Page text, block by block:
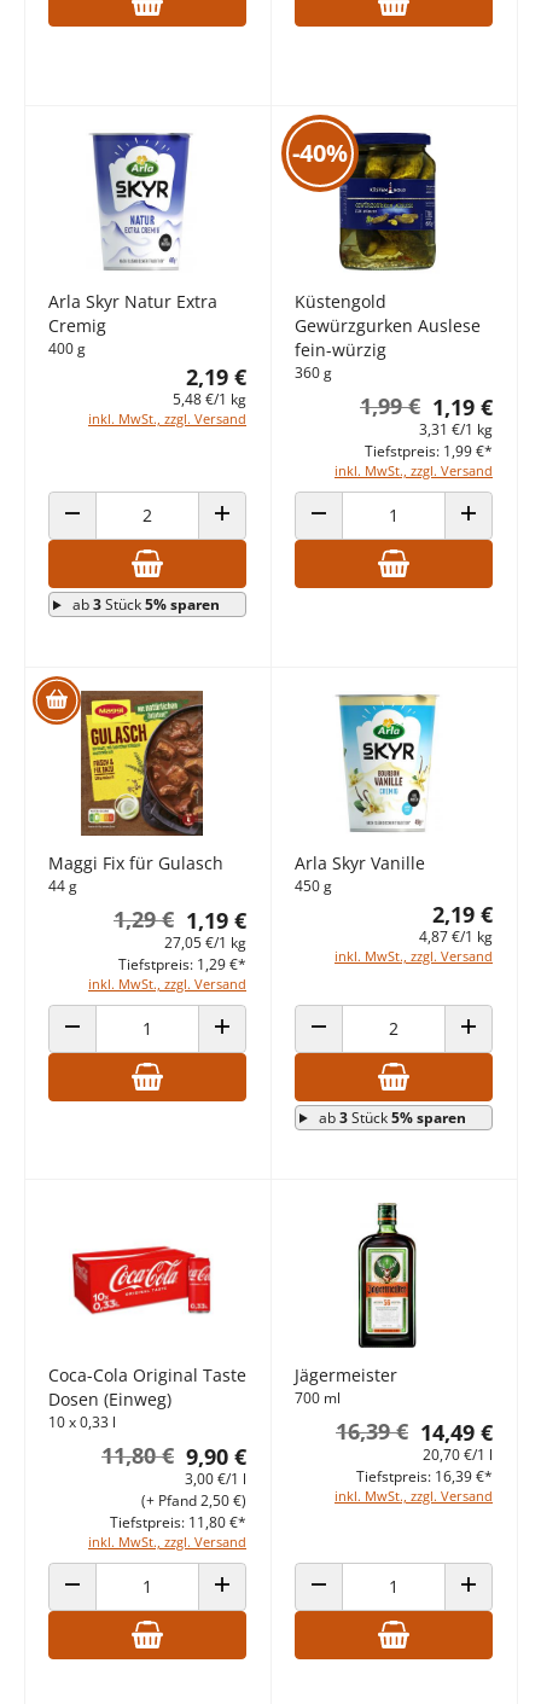
Arla Skyr Natur Extra
Cremig
400 g
2,19 €
5,48 €/1 kg
inkl. MwSt., zzgl. Versand
ANZAHL VERRINGERN ANZAHL ERHÖHEN
ab3Stück5% sparen
-40%
Küstengold
Gewürzgurken Auslese
fein-würzig
360 g
1,19 €
1,99 €
3,31 €/1 kg
inkl. MwSt., zzgl. Versand
Tiefstpreis: 1,99 €*
ANZAHL VERRINGERN ANZAHL
Maggi Fix für Gulasch
44 g
1,19 €
1,29 €
27,05 €/1 kg
inkl. MwSt., zzgl. Versand
Tiefstpreis: 1,29 €*
ANZAHL VERRINGERN ANZAHL ERHÖHEN
Arla Skyr Vanille
450 g
2,19 €
4,87 €/1 kg
inkl. MwSt., zzgl. Versand
ANZAHL VERRINGERN ANZAHL
ab3Stück5% sparen
Coca-Cola Original Taste
Dosen (Einweg)
10 x 0,33 l
9,90 €
11,80 €
3,00 €/1 l
inkl. MwSt., zzgl. Versand
(+ Pfand 2,50 €)
Tiefstpreis: 11,80 €*
ANZAHL VERRINGERN ANZAHL ERHÖHEN
Jägermeister
700 ml
14,49 €
16,39 €
20,70 €/1 l
inkl. MwSt., zzgl. Versand
Tiefstpreis: 16,39 €*
ANZAHL VERRINGERN ANZAHL